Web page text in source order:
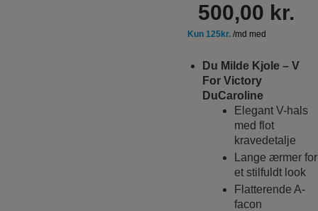
500,00 kr.
Du Milde Kjole – V
For Victory
DuCaroline
Elegant V-hals
med flot
kravedetalje
Lange ærmer for
et stilfuldt look
Flatterende A-
facon